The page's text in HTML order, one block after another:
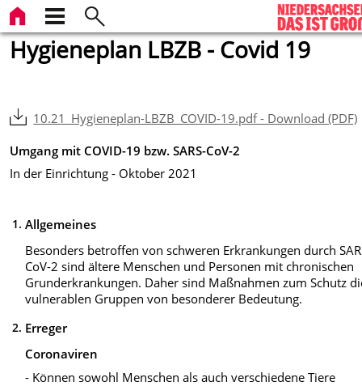
Hygieneplan LBZB - Covid 19
10.21_Hygieneplan-LBZB_COVID-19.pdf - Download (PDF)
Umgang mit COVID-19 bzw. SARS-CoV-2
In der Einrichtung - Oktober 2021
1. Allgemeines
Besonders betroffen von schweren Erkrankungen durch
CoV-2 sind ältere Menschen und Personen mit chronischen
Grunderkrankungen. Daher sind Maßnahmen zum Schutz
vulnerablen Gruppen von besonderer Bedeutung.
2. Erreger
Coronaviren
- Können sowohl Menschen als auch verschiedene Tiere